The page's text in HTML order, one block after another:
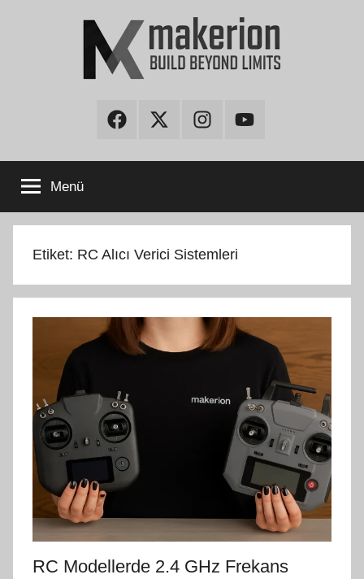
makerionFacebookTwitter InstagramYoutube
Menü
Etiket: RC Alıcı Verici Sistemleri
RC Modellerde 2.4 GHz Frekans